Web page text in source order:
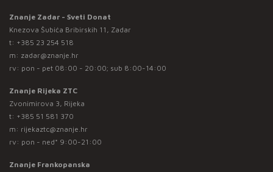
Znanje Zadar - Sveti Donat
Knezova Šubića Bribirskih 11, Zadar
t: +385 23 254 518
m: zadar@znanje.hr
rv: pon - pet 08:00 - 20:00; sub 8:00-14:00
Znanje Rijeka ZTC
Zvonimirova 3, Rijeka
t: +385 51 581 370
m: rijekaztc@znanje.hr
rv: pon - ned* 9:00-21:00
Znanje Frankopanska